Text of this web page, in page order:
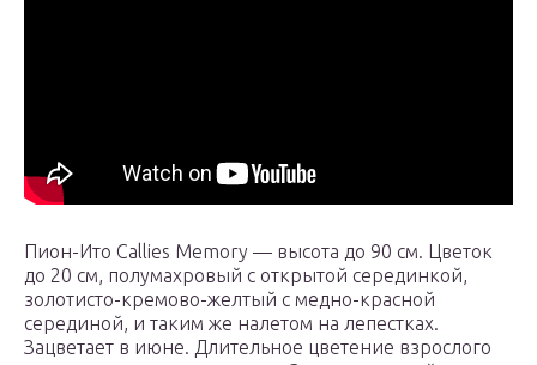
Пион-Ито Callies Memory — высота до 90 см. Цветок
до 20 см, полумахровый с открытой серединкой,
золотисто-кремово-желтый с медно-красной
серединой, и таким же налетом на лепестках.
Зацветает в июне. Длительное цветение взрослого